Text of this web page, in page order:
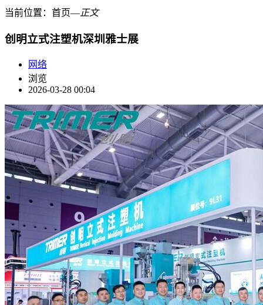
当前位置： 首页―正文
创明立式注塑机深圳雅士展
网络
浏览
2026-03-28 00:04